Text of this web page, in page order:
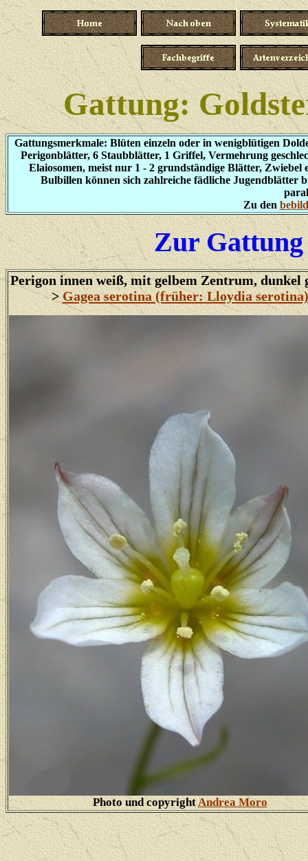
Gattung:
Gattungsmerkmale: Blüten einzeln oder in wenigblütigen
Perigonblätter, 6 Staubblätter, 1 Griffel, Vermehrung
Elaiosomen, meist nur 1 - 2 grundständige Blätter,
Bulbillen können sich zahlreiche fädliche Jugendblätter
Zu den
Zur Gattung
Perigon innen weiß, mit gelbem Zentrum, dunkel
>Gagea serotina (früher: Lloydia serotina)
Photo und copyrightAndrea Moro